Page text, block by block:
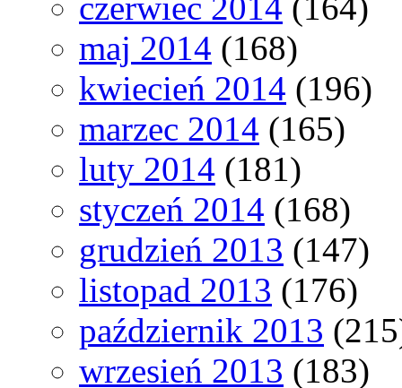
maj 2014 (168)
kwiecień 2014 (196)
marzec 2014 (165)
luty 2014 (181)
styczeń 2014 (168)
grudzień 2013 (147)
listopad 2013 (176)
październik 2013
wrzesień 2013 (183)